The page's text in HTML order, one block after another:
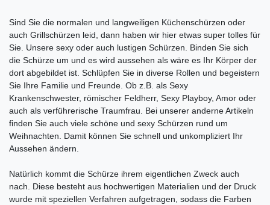
Sind Sie die normalen und langweiligen Küchenschürzen oder
auch Grillschürzen leid, dann haben wir hier etwas super tolles für
Sie. Unsere sexy oder auch lustigen Schürzen. Binden Sie sich
die Schürze um und es wird aussehen als wäre es Ihr Körper der
dort abgebildet ist. Schlüpfen Sie in diverse Rollen und begeistern
Sie Ihre Familie und Freunde. Ob z.B. als Sexy
Krankenschwester, römischer Feldherr, Sexy Playboy, Amor oder
auch als verführerische Traumfrau. Bei unserer anderne Artikeln
finden Sie auch viele schöne und sexy Schürzen rund um
Weihnachten. Damit können Sie schnell und unkompliziert Ihr
Aussehen ändern.
Natürlich kommt die Schürze ihrem eigentlichen Zweck auch
nach. Diese besteht aus hochwertigen Materialien und der Druck
wurde mit speziellen Verfahren aufgetragen, sodass die Farben